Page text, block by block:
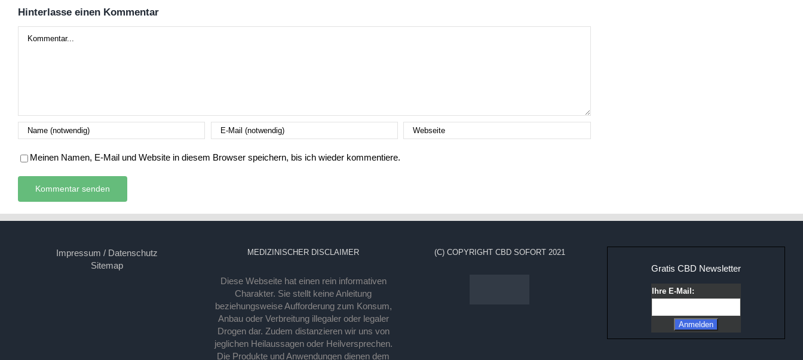
Hinterlasse einen Kommentar
Meinen Namen, E-Mail und Website in diesem Browser speichern, bis ich wieder kommentiere.
Impressum / Datenschutz
Sitemap
MEDIZINISCHER DISCLAIMER
Diese Webseite hat einen rein informativen
Charakter. Sie stellt keine Anleitung
beziehungsweise Aufforderung zum Konsum,
Anbau oder Verbreitung illegaler oder legaler
Drogen dar. Zudem distanzieren wir uns von
jeglichen Heilaussagen oder Heilversprechen.
Die Produkte und Anwendungen dienen dem
(C) COPYRIGHT CBD SOFORT 2021
Gratis CBD Newsletter
Ihre E-Mail: